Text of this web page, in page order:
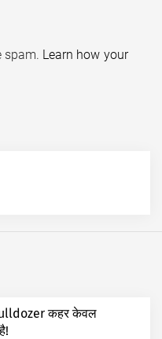
spam. Learn how your
कहर केवल